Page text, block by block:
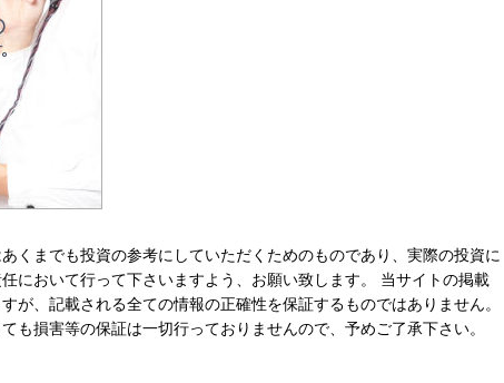
くまでも投資の参考にしていただくためのものであり、実際の投資に
において行って下さいますよう、お願い致します。 当サイトの掲載
が、記載される全ての情報の正確性を保証するものではありません。
も損害等の保証は一切行っておりませんので、予めご了承下さい。